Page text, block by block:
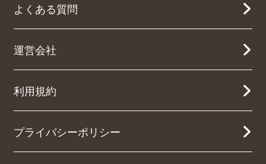
よくある質問
運営会社
利用規約
プライバシーポリシー